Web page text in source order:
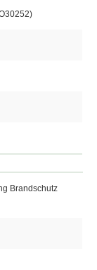
Brandschutz